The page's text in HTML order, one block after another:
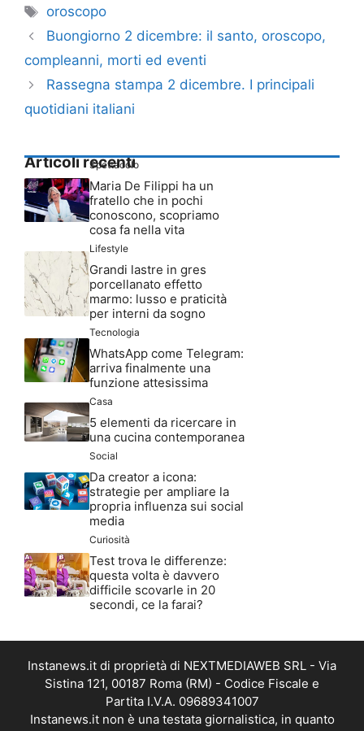
Tag
oroscopo
Buongiorno 2 dicembre: il santo, oroscopo,
compleanni, morti ed eventi
Rassegna stampa 2 dicembre. I principali
quotidiani italiani
Articoli recenti
Spettacolo
Maria De Filippi ha un
fratello che in pochi
conoscono, scopriamo
cosa fa nella vita
Lifestyle
Grandi lastre in gres
porcellanato effetto
marmo: lusso e praticità
per interni da sogno
Tecnologia
WhatsApp come Telegram:
arriva finalmente una
funzione attesissima
Casa
5 elementi da ricercare in
una cucina contemporanea
Social
Da creator a icona:
strategie per ampliare la
propria influenza sui social
media
Curiosità
Test trova le differenze:
questa volta è davvero
difficile scovarle in 20
secondi, ce la farai?
Instanews.it di proprietà di NEXTMEDIAWEB SRL - Via
Sistina 121, 00187 Roma (RM) - Codice Fiscale e
Partita I.V.A. 09689341007
Instanews.it non è una testata giornalistica, in quanto